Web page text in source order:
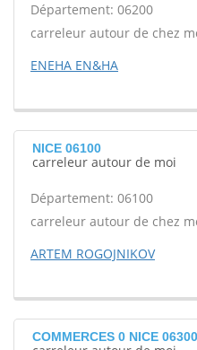
Département: 06200
carreleur autour de chez
ENEHA EN&HA
NICE 06100
carreleur autour de moi
Département: 06100
carreleur autour de chez
ARTEM ROGOJNIKOV
COMMERCES 0 NICE 06300